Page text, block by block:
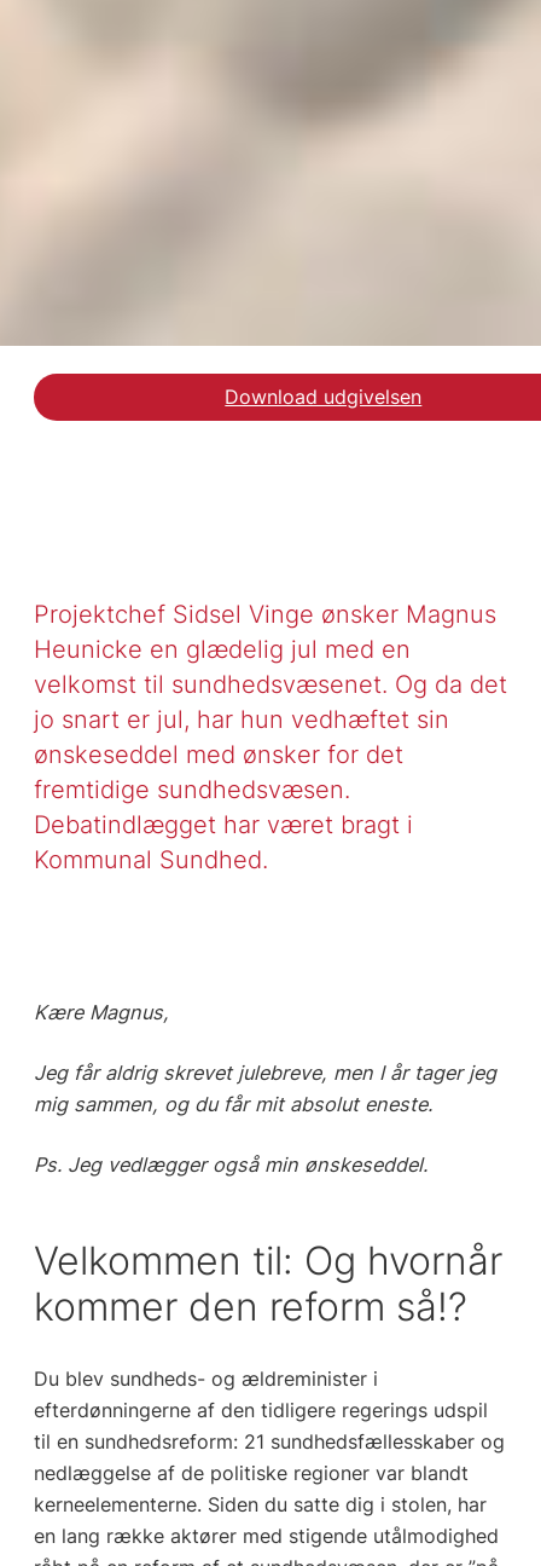
Download udgivelsen
Læs debatindlægget i
Projektchef Sidsel Vinge ønsker Magnus
Heunicke en glædelig jul med en
velkomst til sundhedsvæsenet. Og da det
jo snart er jul, har hun vedhæftet sin
ønskeseddel med ønsker for det
fremtidige sundhedsvæsen.
Debatindlægget har været bragt i
Kommunal Sundhed.
Kære Magnus,
Jeg får aldrig skrevet julebreve, men I år tager jeg
mig sammen, og du får mit absolut eneste.
Ps. Jeg vedlægger også min ønskeseddel.
Velkommen til: Og hvornår
kommer den reform så!?
Du blev sundheds- og ældreminister i
efterdønningerne af den tidligere regerings udspil
til en sundhedsreform: 21 sundhedsfællesskaber og
nedlæggelse af de politiske regioner var blandt
kerneelementerne. Siden du satte dig i stolen, har
en lang række aktører med stigende utålmodighed